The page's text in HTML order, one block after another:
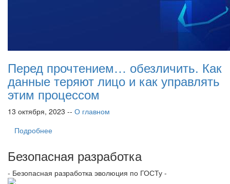
Перед прочтением… обезличить. Как
данные теряют лицо и как управлять
этим процессом
13 октября, 2023 -- О главном
Подробнее
Безопасная разработка
- Безопасная разработка эволюция по ГОСТу -